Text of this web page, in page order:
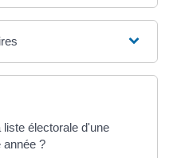
électorale d'une
année ?